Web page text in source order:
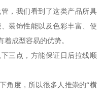
，我们看到了这类产品所具
装饰性能以及色彩丰富、使
成型容易的优势。
三点，方能保证日后拉线顺
角度，所以很多人推崇的“横